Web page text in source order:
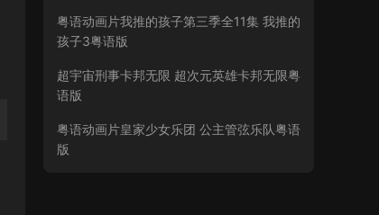
粤语动画片我推的孩子第三季全11集 我推的
孩子3粤语版
超宇宙刑事卡邦无限 超次元英雄卡邦无限粤
语版
粤语动画片皇家少女乐团 公主管弦乐队粤语
版